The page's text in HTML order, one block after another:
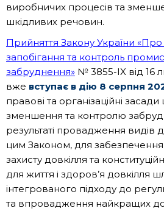
виробничих процесів та
шкідливих речовин.
Прийняття Закону України «Про
запобігання та контроль
забруднення» № 3855-IX від 16
вже вступає в дію 8 серпня
правові та організаційні
зменшення та контролю
результаті провадження видів
цим Законом, для
захисту довкілля та
для життя і здоров’я довкілля
інтегрованого підходу до
та впровадження найкращих